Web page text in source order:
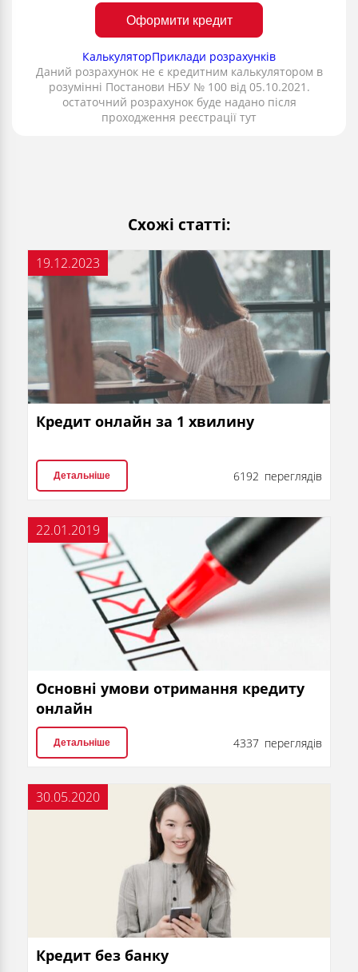
Оформити кредит
КалькуляторПриклади розрахунків
Даний розрахунок не є кредитним калькулятором в
розумінні Постанови НБУ № 100 від 05.10.2021.
остаточний розрахунок буде надано після
проходження реєстрації тут
Схожі статті:
19.12.2023
Кредит онлайн за 1 хвилину
Детальніше 6192 переглядів
22.01.2019
Основні умови отримання кредиту
онлайн
Детальніше 4337 переглядів
30.05.2020
Кредит без банку